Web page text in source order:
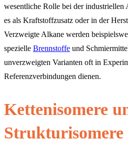
wesentliche Rolle bei der
es als Kraftstoffzusatz oder in der
Verzweigte Alkane werden
spezielle Brennstoffe und
unverzweigten Varianten oft in
Referenzverbindungen dienen.
Kettenisomere
Strukturisomere